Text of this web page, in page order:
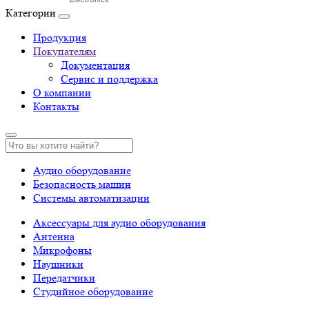
Категории
Продукция
Покупателям
Документация
Сервис и поддержка
О компании
Контакты
Аудио оборудование
Безопасность машин
Системы автоматизации
Аксессуары для аудио оборудования
Антенна
Микрофоны
Наушники
Передатчики
Студийное оборудование